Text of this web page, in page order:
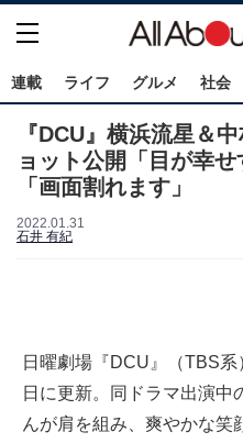
連載 ライフ グルメ 社会
『DCU』横浜流星＆
ョット公開「目が幸せ
「画面割れます」
2022.01.31
石井 有紀
日曜劇場『DCU』（TBS
日に更新。同ドラマ出演中
んが肩を組み、爽やかな笑